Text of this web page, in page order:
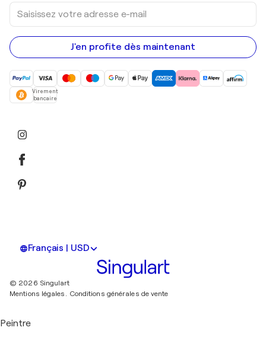
Saisissez
votre
adresse
e-
mail
J'en profite dès maintenant
Virement
bancaire
Français | USD
© 2026 Singulart
Mentions légales. Conditions générales de vente
Peintre